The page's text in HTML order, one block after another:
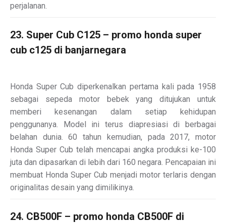
perjalanan.
23. Super Cub C125 – promo honda super
cub c125 di banjarnegara
Honda Super Cub diperkenalkan pertama kali pada 1958
sebagai sepeda motor bebek yang ditujukan untuk
memberi kesenangan dalam setiap kehidupan
penggunanya. Model ini terus diapresiasi di berbagai
belahan dunia. 60 tahun kemudian, pada 2017, motor
Honda Super Cub telah mencapai angka produksi ke-100
juta dan dipasarkan di lebih dari 160 negara. Pencapaian ini
membuat Honda Super Cub menjadi motor terlaris dengan
originalitas desain yang dimilikinya.
24. CB500F – promo honda CB500F di